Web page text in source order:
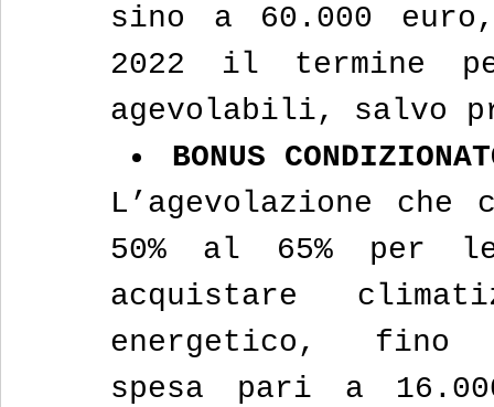
sino a 60.000
2022 il termine
agevolabili, salvo
BONUS
L’agevolazione che
50% al 65% per
acquistare
energetico,
spesa pari a